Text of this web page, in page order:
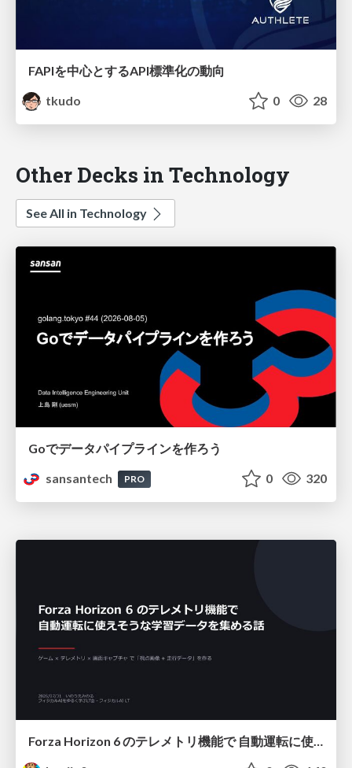
FAPIを中心とするAPI標準化の動向
tkudo
0 28
Other Decks in Technology
See All in Technology
Goでデータパイプラインを作ろう
sansantech
PRO 0 320
Forza Horizon 6 のテレメトリ機能で 自動運転に使えそうな学習データを集める話